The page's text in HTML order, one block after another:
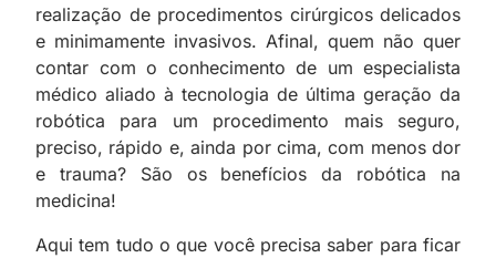
realização de procedimentos cirúrgicos delicados
e minimamente invasivos. Afinal, quem não quer
contar com o conhecimento de um especialista
médico aliado à tecnologia de última geração da
robótica para um procedimento mais seguro,
preciso, rápido e, ainda por cima, com menos dor
e trauma? São os benefícios da robótica na
medicina!
Aqui tem tudo o que você precisa saber para ficar